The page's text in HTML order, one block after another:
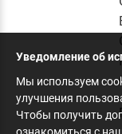
Уведомление об
Мы используем
улучшения
Чтобы получить